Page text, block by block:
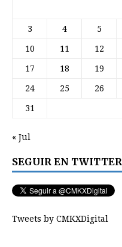
3 4 5
10 11 12
17 18 19
24 25 26
31
« Jul
SEGUIR EN TWITTER
Tweets by CMKXDigital